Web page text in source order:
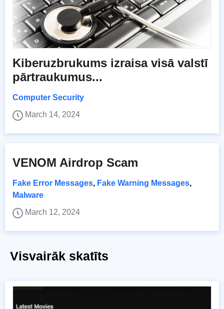
Kiberuzbrukums izraisa visā valstī
pārtraukumus...
Computer Security
March 14, 2024
VENOM Airdrop Scam
Fake Error Messages, Fake Warning Messages,
Malware
March 12, 2024
Visvairāk skatīts